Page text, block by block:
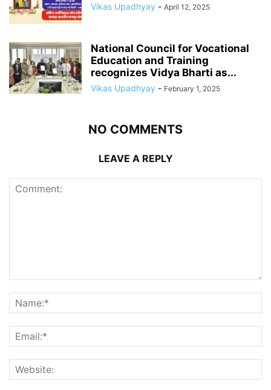
Vikas Upadhyay - April 12, 2025
National Council for Vocational
Education and Training
recognizes Vidya Bharti as...
Vikas Upadhyay - February 1, 2025
NO COMMENTS
LEAVE A REPLY